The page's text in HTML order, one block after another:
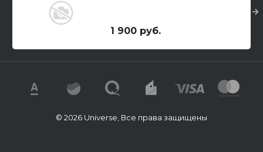
1 900 руб.
© 2026 Universe, Все права защищены